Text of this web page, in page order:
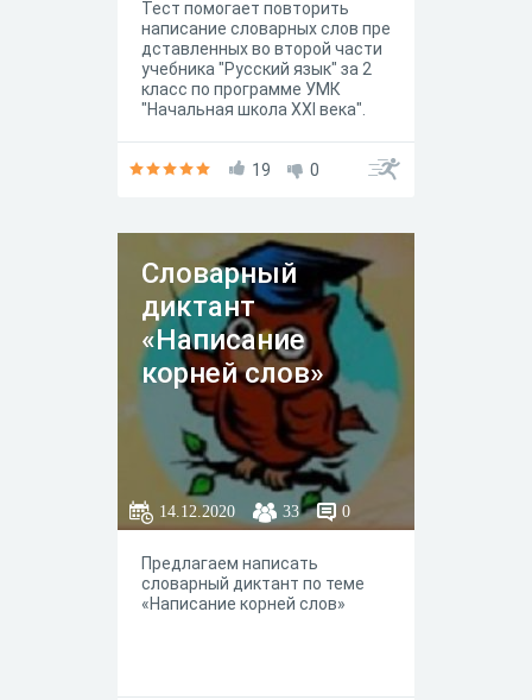
Тест помогает повторить
написание словарных слов пре
дставленных во второй части
учебника "Русский язык" за 2
класс по программе УМК
"Начальная школа XXI века".
19 0
Словарный
диктант
«Написание
корней слов»
14.12.2020 33 0
Предлагаем написать
словарный диктант по теме
«Написание корней слов»